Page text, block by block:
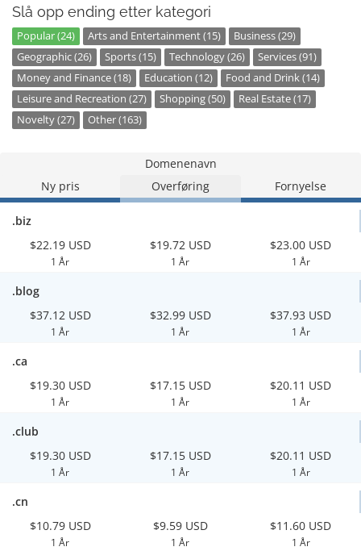
Slå opp ending etter kategori
Popular (24) Arts and Entertainment (15)
Business (29)
Geographic (26)
Sports (15) Technology (26)
Services (91)
Money and Finance (18)
Education (12)
Food and Drink (14)
Leisure and Recreation (27)
Shopping (50)
Real Estate (17)
Novelty (27)
Other (163)
Domenenavn
Ny pris
Overføring Fornyelse
.biz
$22.19 USD
1 År
$19.72 USD
1 År
$23.00 USD
1 År
.blog
$37.12 USD
1 År
$32.99 USD
1 År
$37.93 USD
1 År
.ca
$19.30 USD
1 År
$17.15 USD
1 År
$20.11 USD
1 År
.club
$19.30 USD
1 År
$17.15 USD
1 År
$20.11 USD
1 År
.cn
$10.79 USD
1 År
$9.59 USD
1 År
$11.60 USD
1 År